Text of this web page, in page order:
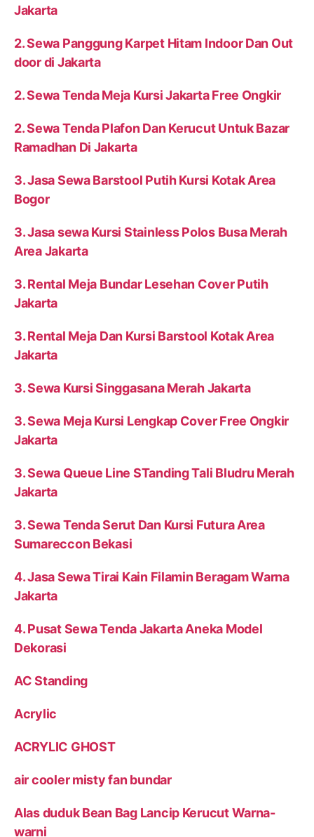
Jakarta
2. Sewa Panggung Karpet Hitam Indoor Dan Out
door di Jakarta
2. Sewa Tenda Meja Kursi Jakarta Free Ongkir
2. Sewa Tenda Plafon Dan Kerucut Untuk Bazar
Ramadhan Di Jakarta
3. Jasa Sewa Barstool Putih Kursi Kotak Area
Bogor
3. Jasa sewa Kursi Stainless Polos Busa Merah
Area Jakarta
3. Rental Meja Bundar Lesehan Cover Putih
Jakarta
3. Rental Meja Dan Kursi Barstool Kotak Area
Jakarta
3. Sewa Kursi Singgasana Merah Jakarta
3. Sewa Meja Kursi Lengkap Cover Free Ongkir
Jakarta
3. Sewa Queue Line STanding Tali Bludru Merah
Jakarta
3. Sewa Tenda Serut Dan Kursi Futura Area
Sumareccon Bekasi
4. Jasa Sewa Tirai Kain Filamin Beragam Warna
Jakarta
4. Pusat Sewa Tenda Jakarta Aneka Model
Dekorasi
AC Standing
Acrylic
ACRYLIC GHOST
air cooler misty fan bundar
Alas duduk Bean Bag Lancip Kerucut Warna-
warni